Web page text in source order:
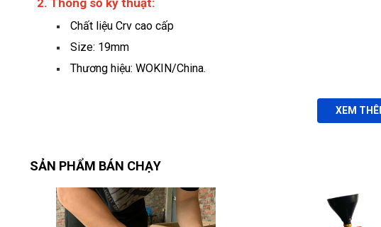
Chất liệu Crv cao cấp
Size: 19mm
Thương hiệu: WOKIN/China.
XEM
SẢN PHẨM BÁN CHẠY